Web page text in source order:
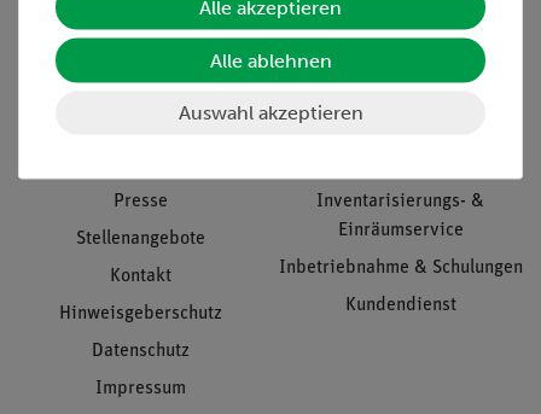
Informationen
Unternehmen
Presse
Stellenangebote
Kontakt
Hinweisgeberschutz
Datenschutz
Impressum
Service
Übersicht Service
Inventarisierungs- &
Einräumservice
Inbetriebnahme & Schulungen
Kundendienst
Alle akzeptieren
Alle ablehnen
Auswahl akzeptieren